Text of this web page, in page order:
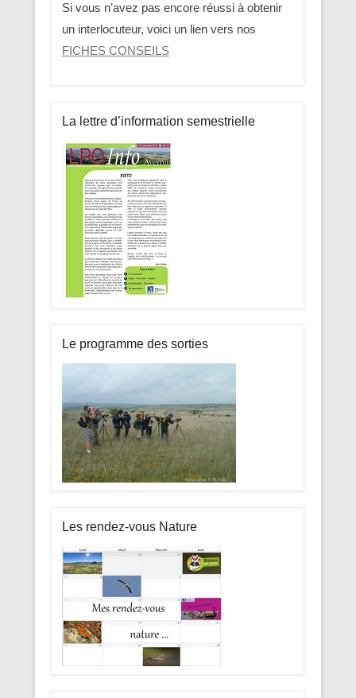
Si vous n’avez pas encore réussi à obtenir
un interlocuteur, voici un lien vers nos
FICHES CONSEILS
La lettre d’information semestrielle
Le programme des sorties
Les rendez-vous Nature